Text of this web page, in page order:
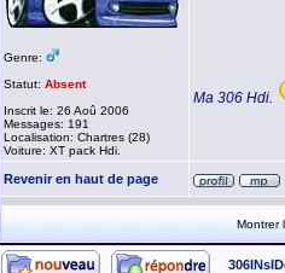
Genre:
Statut: Absent
Inscrit le: 26 Aoû 2006
Messages: 191
Localisation: Chartres (28)
Voiture: XT pack Hdi.
Ma 306 Hdi.
Revenir en haut de page
Montrer